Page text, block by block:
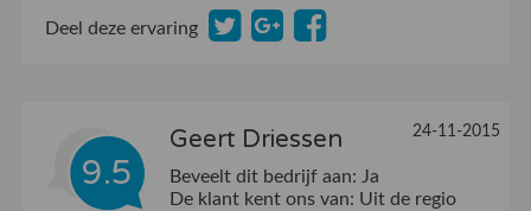
Deel deze ervaring
9.5
Geert Driessen 24-11-2015
Beveelt dit bedrijf aan: Ja
De klant kent ons van: Uit de regio